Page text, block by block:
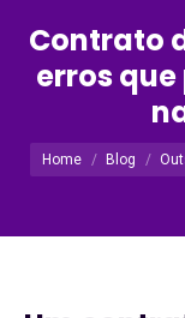
Contrato
erros
Você está aqui:
Home Blog